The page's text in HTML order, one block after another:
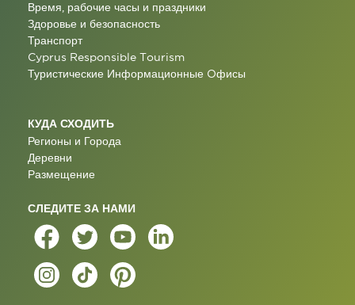
Время, рабочие часы и праздники
Здоровье и безопасность
Транспорт
Cyprus Responsible Tourism
Туристические Информационные Oфисы
КУДА СХОДИТЬ
Регионы и Города
Деревни
Размещение
СЛЕДИТЕ ЗА НАМИ